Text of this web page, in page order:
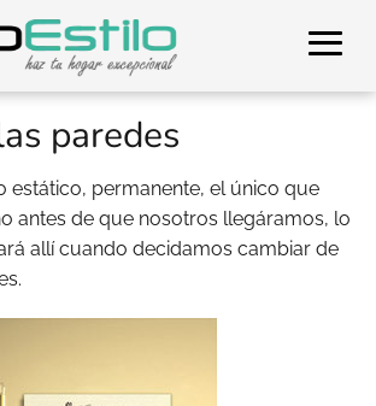
paredes
estático, permanente, el único que
antes de que nosotros llegáramos, lo
allí cuando decidamos cambiar de